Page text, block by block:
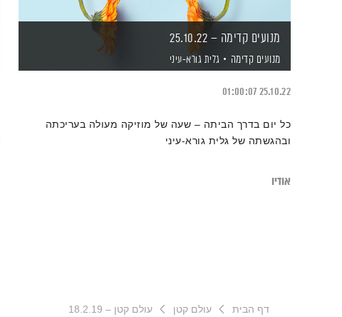
מנועים קדימה – 25.10.22
מנועים קדימה גלית גורא-עיני
25.10.22
01:00:07
כל יום בדרך הביתה – שעה של מוזיקה מעולה בעריכתה
ובהגשתה של גלית גורא-עיני
אודיו
דף הבית עולם קטן עולם קטן – 18.2.19